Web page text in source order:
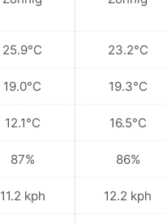
25.9°C
19.0°C
12.1°C
87%
11.2 kph
23.2°C
19.3°C
16.5°C
86%
12.2 kph